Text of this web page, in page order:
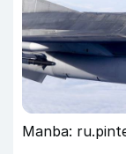
Manba: